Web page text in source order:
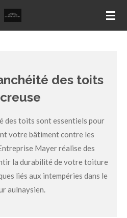
des toits
des toits sont essentiels pour
votre bâtiment contre les
Mayer réalise des
la durabilité de votre toiture
liés aux intempéries dans le
aulnaysien.